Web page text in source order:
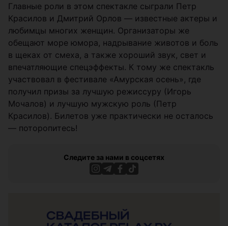
Главные роли в этом спектакле сыграли Петр
Красилов и Дмитрий Орлов — известные актеры и
любимцы многих женщин. Организаторы же
обещают море юмора, надрывание животов и боль
в щеках от смеха, а также хороший звук, свет и
впечатляющие спецэффекты. К тому же спектакль
участвовал в фестивале «Амурская осень», где
получил призы за лучшую режиссуру (Игорь
Мочалов) и лучшую мужскую роль (Петр
Красилов). Билетов уже практически не осталось
— поторопитесь!
Следите за нами в соцсетях